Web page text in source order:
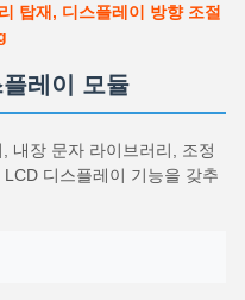
탑재, 디스플레이 방향 조절
레이 모듈
내장 문자 라이브러리, 조정
디스플레이 기능을 갖추